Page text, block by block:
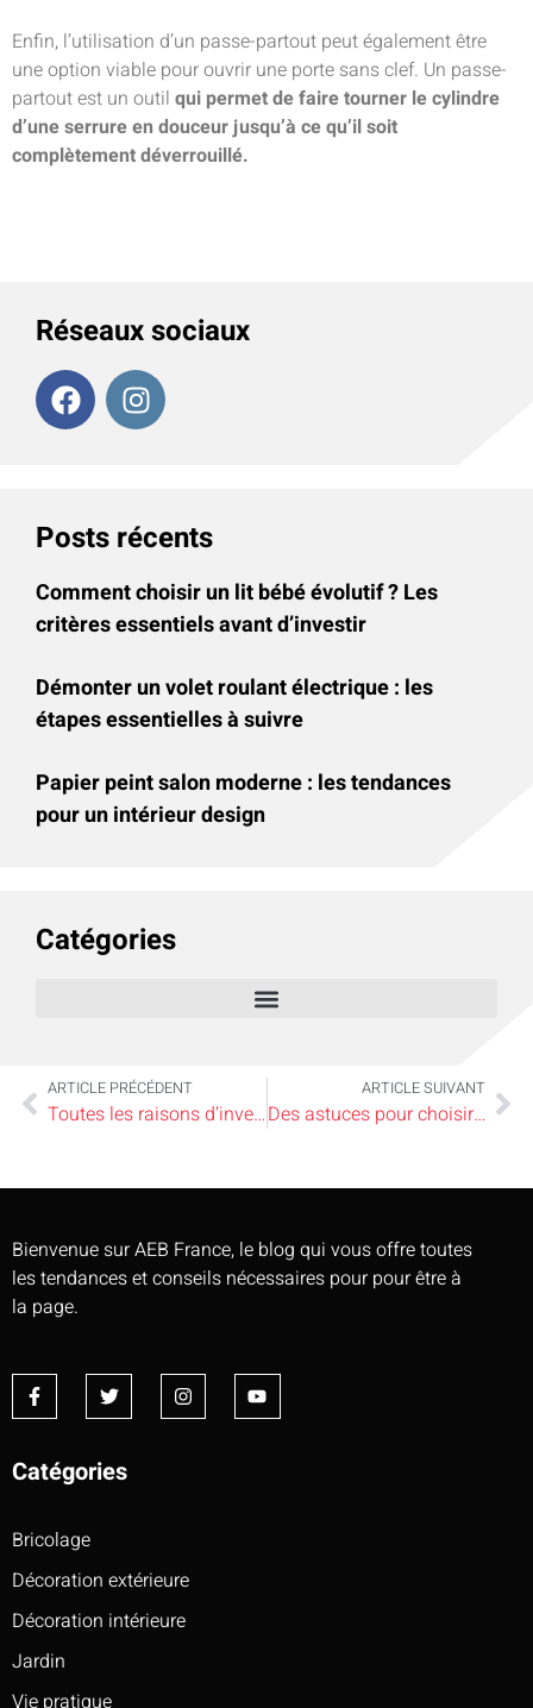
Enfin, l’utilisation d’un passe-partout peut également être
une option viable pour ouvrir une porte sans clef. Un passe-
partout est un outil qui permet de faire tourner le cylindre
d’une serrure en douceur jusqu’à ce qu’il soit
complètement déverrouillé.
Réseaux sociaux
Posts récents
Comment choisir un lit bébé évolutif ? Les
critères essentiels avant d’investir
Démonter un volet roulant électrique : les
étapes essentielles à suivre
Papier peint salon moderne : les tendances
pour un intérieur design
Catégories
ARTICLE PRÉCÉDENT
Toutes les raisons d’investir dans une maison de luxe à Aix-en-Provence
ARTICLE SUIVANT
Des astuces pour choisir une verrière de qualité
Bienvenue sur AEB France, le blog qui vous offre toutes
les tendances et conseils nécessaires pour pour être à
la page.
Catégories
Bricolage
Décoration extérieure
Décoration intérieure
Jardin